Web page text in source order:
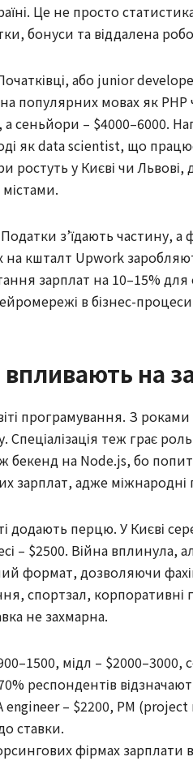
Це не просто
бонуси та віддалена
або junior
популярних мовах як
сеньйори – $4000–6000.
як data scientist, що
ростуть у Києві чи
з’їдають частину, а
кшталт Upwork
зарплат на 10–15% для
в бізнес-
на
програмування. З
Спеціалізація теж грає
на Node.js, бо
зарплат, адже міжнародні
додають перцю. У Києві
– $2500. Війна вплинула,
формат, дозволяючи
спортзал,
не захмарна.
мідл – $2000–3000,
респондентів
engineer – $2200, PM (project
ставки.
фірмах зарплати